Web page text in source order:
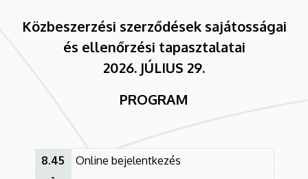
Közbeszerzési szerződések sajátosságai
és ellenőrzési tapasztalatai
2026. JÚLIUS 29.
PROGRAM
8.45
Online bejelentkezés